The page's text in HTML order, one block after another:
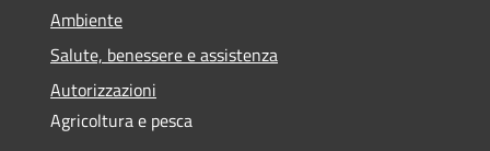
Ambiente
Salute, benessere e assistenza
Autorizzazioni
Agricoltura e pesca